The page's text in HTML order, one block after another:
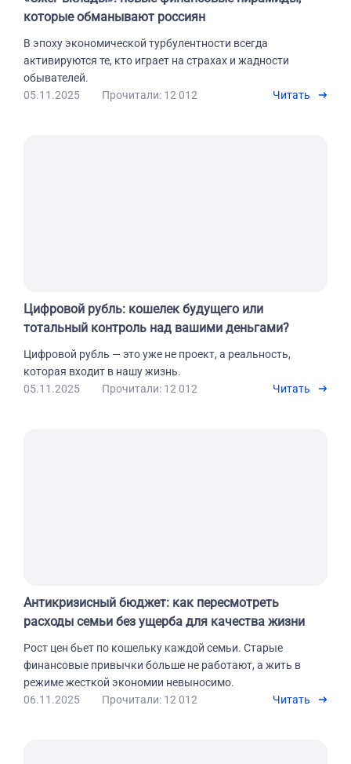
которые обманывают россиян
В эпоху экономической турбулентности всегда
активируются те, кто играет на страхах и жадности
обывателей.
05.11.2025
Прочитали: 12 012 Читать
Цифровой рубль: кошелек будущего или
тотальный контроль над вашими деньгами?
Цифровой рубль — это уже не проект, а реальность,
которая входит в нашу жизнь.
05.11.2025
Прочитали: 12 012 Читать
Антикризисный бюджет: как пересмотреть
расходы семьи без ущерба для качества жизни
Рост цен бьет по кошельку каждой семьи. Старые
финансовые привычки больше не работают, а жить в
режиме жесткой экономии невыносимо.
06.11.2025
Прочитали: 12 012 Читать